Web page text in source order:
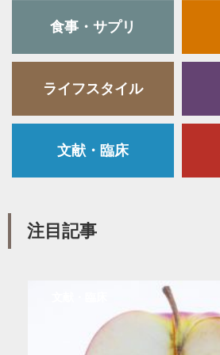
食事・サプリ
ライフスタイル
文献・臨床
注目記事